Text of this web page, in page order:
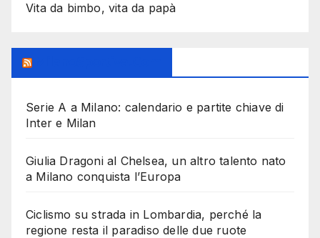
Vita da bimbo, vita da papà
Serie A a Milano: calendario e partite chiave di
Inter e Milan
Giulia Dragoni al Chelsea, un altro talento nato
a Milano conquista l’Europa
Ciclismo su strada in Lombardia, perché la
regione resta il paradiso delle due ruote